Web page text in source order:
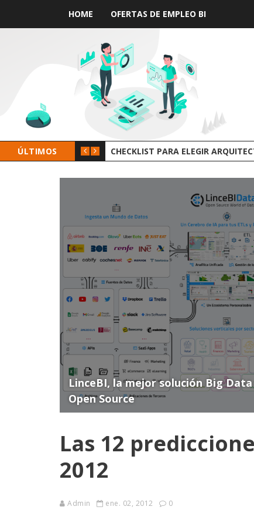
HOME OFERTAS DE EMPLEO BI
ÚLTIMOS
ARQUITECTURA DE DATOS
LinceBI, la mejor solución Big
Open Source
Las 12
2012
Admin ene. 02, 2012
0